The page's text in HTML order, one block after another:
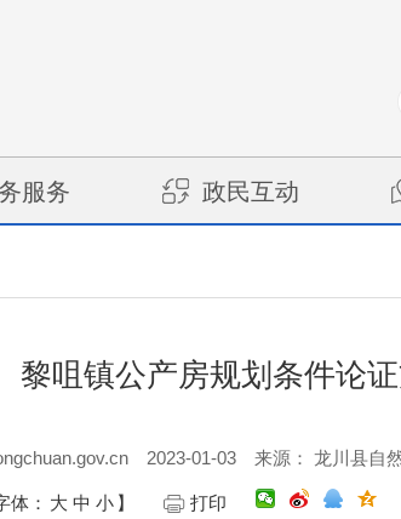
服务 政民互动
黎咀镇公产房规划条件论
2023-01-03 来源： 龙川县自
体： 大 中 小 】 打印